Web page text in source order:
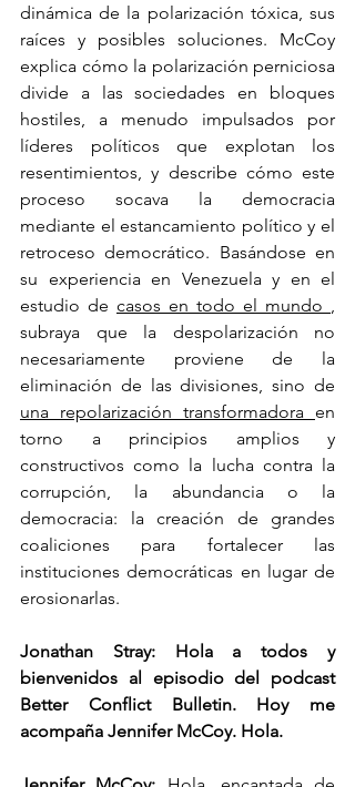
dinámica de la polarización tóxica, sus
raíces y posibles soluciones. McCoy
explica cómo la polarización perniciosa
divide a las sociedades en bloques
hostiles, a menudo impulsados ​​por
líderes políticos que explotan los
resentimientos, y describe cómo este
proceso socava la democracia
mediante el estancamiento político y el
retroceso democrático. Basándose en
su experiencia en Venezuela y en el
estudio de casos en todo el mundo ,
subraya que la despolarización no
necesariamente proviene de la
una repolarización transformadora en
torno a principios amplios y
constructivos como la lucha contra la
corrupción, la abundancia o la
democracia: la creación de grandes
coaliciones para fortalecer las
instituciones democráticas en lugar de
erosionarlas.
Jonathan Stray: Hola a todos y
bienvenidos al episodio del podcast
Better Conflict Bulletin. Hoy me
acompaña Jennifer McCoy. Hola.